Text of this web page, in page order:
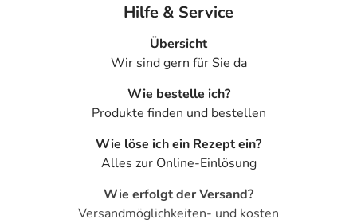
Hilfe & Service
Übersicht
Wir sind gern für Sie da
Wie bestelle ich?
Produkte finden und bestellen
Wie löse ich ein Rezept ein?
Alles zur Online-Einlösung
Wie erfolgt der Versand?
Versandmöglichkeiten- und kosten